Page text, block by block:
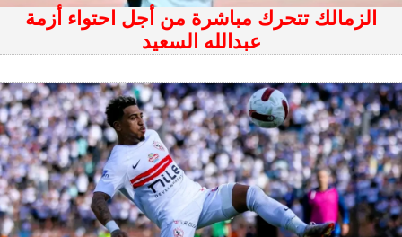
الزمالك تتحرك مباشرة من أجل احتواء أزمة
عبدالله السعيد